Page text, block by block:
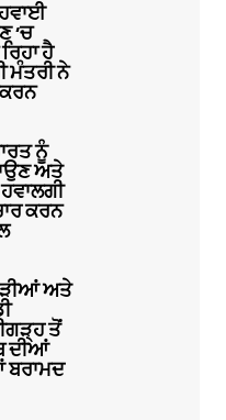
‘ਚ
ਹੈ
ਮੰਤਰੀ ਨੇ
ਨੂੰ
ਅਤੇ
ਕਰਨ
ਅਤੇ
ਤੋਂ
ਦੀਆਂ
ਬਰਾਮਦ